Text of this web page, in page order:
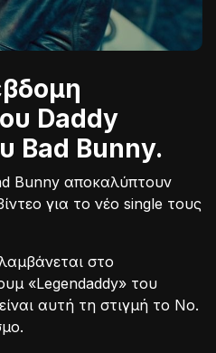
Daddy
Bad Bunny.
Bunny αποκαλύπτουν
για το νέο single τους
στο
«Legendaddy» του
αυτή τη στιγμή το Νο.